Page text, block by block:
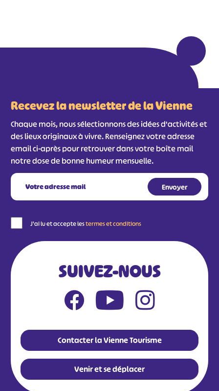
Recevez la newsletter de la Vienne
Chaque mois, nous sélectionnons des idées d'activités et
des lieux originaux à vivre. Renseignez votre adresse
email ci-après pour retrouver dans votre boîte mail
notre dose de bonne humeur mensuelle.
J'ai lu et accepte lestermes et conditions
SUIVEZ-NOUS
Contacter la Vienne Tourisme
Venir et se déplacer